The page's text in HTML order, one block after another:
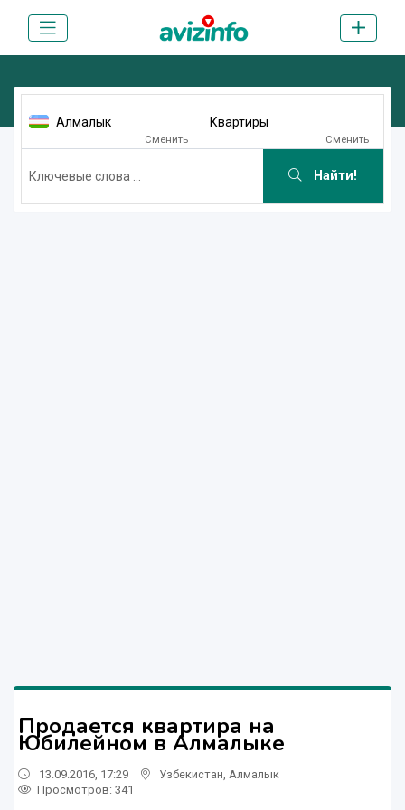
Алмалык
Сменить
Квартиры
Сменить
Найти!
Продается квартира на
Юбилейном в Алмалыке
13.09.2016, 17:29 Узбекистан Алмалык
Просмотров: 341